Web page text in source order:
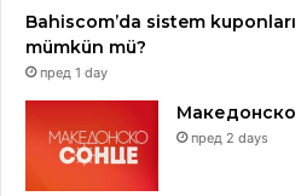
Bahiscom’da sistem
mümkün mü?
пред 1 day
Македонско
пред 2 days